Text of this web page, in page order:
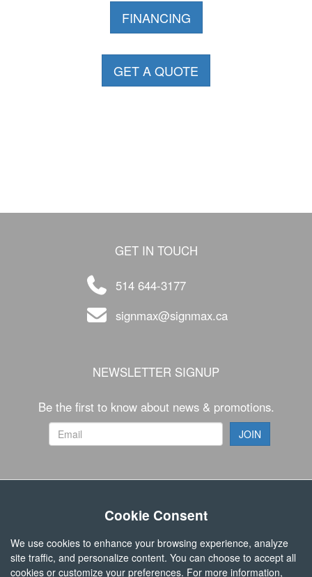
FINANCING
GET A QUOTE
GET IN TOUCH
514 644-3177
signmax@signmax.ca
NEWSLETTER SIGNUP
Be the first to know about news & promotions.
Cookie Consent
We use cookies to enhance your browsing experience, analyze
site traffic, and personalize content. You can choose to accept all
cookies or customize your preferences. For more information,